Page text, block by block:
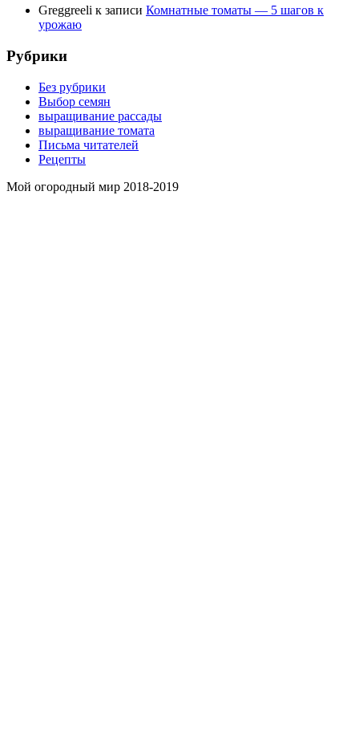
Greggreeli к записи Комнатные томаты — 5 шагов к
урожаю
Рубрики
Без рубрики
Выбор семян
выращивание рассады
выращивание томата
Письма читателей
Рецепты
Мой огородный мир 2018-2019